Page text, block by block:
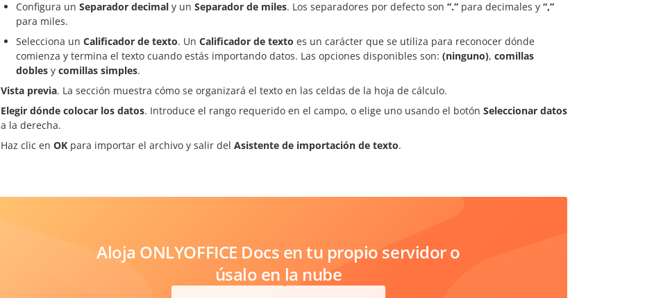
Configura un Separador decimal y un Separador de miles. Los separadores por defecto son “.” para decimales y “,”
para miles.
Selecciona un Calificador de texto. Un Calificador de texto es un carácter que se utiliza para reconocer dónde
comienza y termina el texto cuando estás importando datos. Las opciones disponibles son: (ninguno), comillas
dobles y comillas simples.
Vista previa. La sección muestra cómo se organizará el texto en las celdas de la hoja de cálculo.
Elegir dónde colocar los datos. Introduce el rango requerido en el campo, o elige uno usando el botón Seleccionar datos
a la derecha.
Haz clic en OK para importar el archivo y salir del Asistente de importación de texto.
Aloja ONLYOFFICE Docs en tu propio servidor o
úsalo en la nube